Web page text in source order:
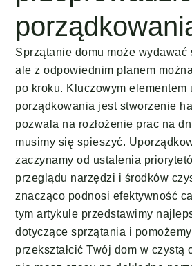
Sprzątanie domu może wydawać
ale z odpowiednim planem
po kroku. Kluczowym elementem
porządkowania jest stworzenie
pozwala na rozłożenie prac na
musimy się spieszyć.
zaczynamy od ustalenia
przeglądu narzędzi i środków
znacząco podnosi efektywność
tym artykule przedstawimy
dotyczące sprzątania i
przekształcić Twój dom w czystą